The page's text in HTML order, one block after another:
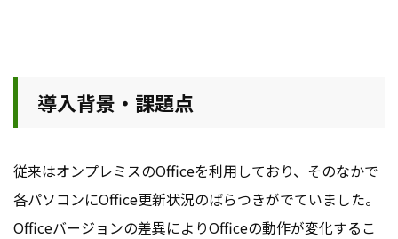
導入背景・課題点
従来はオンプレミスのOfficeを利用しており、そのなかで
各パソコンにOffice更新状況のばらつきがでていました。
Officeバージョンの差異によりOfficeの動作が変化するこ